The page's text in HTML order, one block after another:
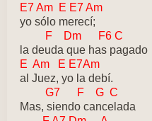
E7 Am E E7 Am
yo sólo merecí;
F Dm F6 C
la deuda que has pagado
E Am E E7Am
al Juez, yo la debí.
G7 F G C
Mas, siendo cancelada